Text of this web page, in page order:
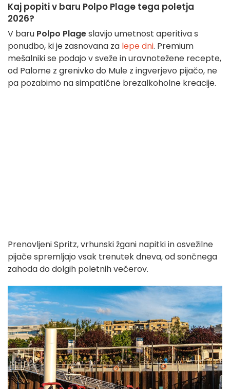
Kaj popiti v baru Polpo Plage tega poletja
2026?
V baru Polpo Plageslavijo umetnost aperitiva s
ponudbo, ki je zasnovana za lepe dni. Premium
mešalniki se podajo v sveže in uravnotežene recepte,
od Palome z grenivko do Mule z ingverjevo pijačo, ne
pa pozabimo na simpatične brezalkoholne kreacije.
Prenovljeni Spritz, vrhunski žgani napitki in osvežilne
pijače spremljajo vsak trenutek dneva, od sončnega
zahoda do dolgih poletnih večerov.